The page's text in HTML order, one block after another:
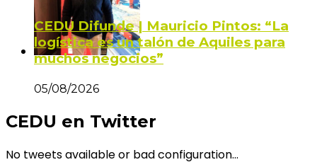
CEDU Difunde | Mauricio Pintos: “La
logística es un talón de Aquiles para
muchos negocios”
05/08/2026
CEDU en Twitter
No tweets available or bad configuration...